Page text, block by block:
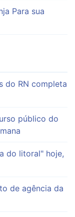
Para sua
do RN completa
público do
do litoral" hoje,
de agência da